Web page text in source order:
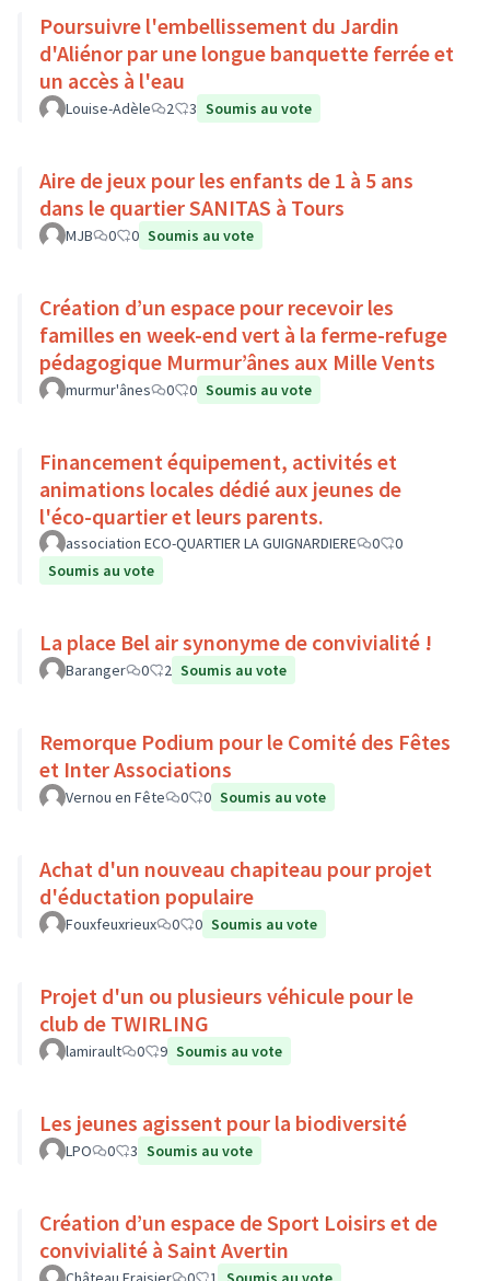
Poursuivre l'embellissement du Jardin
d'Aliénor par une longue banquette ferrée et
un accès à l'eau
Louise-Adèle 2 3 Soumis au vote
Aire de jeux pour les enfants de 1 à 5 ans
dans le quartier SANITAS à Tours
MJB 0 0 Soumis au vote
Création d’un espace pour recevoir les
familles en week-end vert à la ferme-refuge
pédagogique Murmur’ânes aux Mille Vents
murmur'ânes 0 0 Soumis au vote
Financement équipement, activités et
animations locales dédié aux jeunes de
l'éco-quartier et leurs parents.
association ECO-QUARTIER LA GUIGNARDIERE 0
0
Soumis au vote
La place Bel air synonyme de convivialité !
Baranger 0 2 Soumis au vote
Remorque Podium pour le Comité des Fêtes
et Inter Associations
Vernou en Fête 0 0 Soumis au vote
Achat d'un nouveau chapiteau pour projet
d'éductation populaire
Fouxfeuxrieux 0 0 Soumis au vote
Projet d'un ou plusieurs véhicule pour le
club de TWIRLING
lamirault 0 9 Soumis au vote
Les jeunes agissent pour la biodiversité
LPO 0 3 Soumis au vote
Création d’un espace de Sport Loisirs et de
convivialité à Saint Avertin